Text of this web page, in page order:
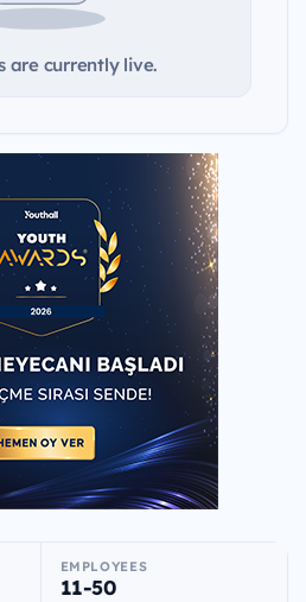
are currently live.
EMPLOYEES
11-50